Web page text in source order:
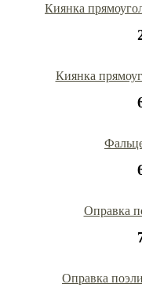
Киянка
Киянка
Оправка
Оправка